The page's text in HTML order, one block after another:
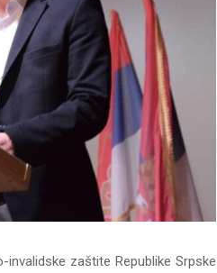
zaštite Republike Srpske